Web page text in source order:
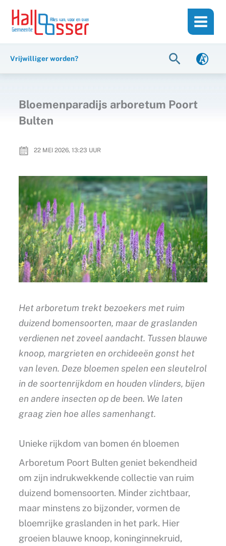
inhoud
naar
Vrijwilliger worden? Zoeken
Bloemenparadijs arboretum Poort
Bulten
22 MEI 2026, 13:23 UUR
Het arboretum trekt bezoekers met ruim
duizend bomensoorten, maar de graslanden
verdienen net zoveel aandacht. Tussen blauwe
knoop, margrieten en orchideeën gonst het
van leven. Deze bloemen spelen een sleutelrol
in de soortenrijkdom en houden vlinders, bijen
en andere insecten op de been. We laten
graag zien hoe alles samenhangt.
Unieke rijkdom van bomen én bloemen
Arboretum Poort Bulten geniet bekendheid
om zijn indrukwekkende collectie van ruim
duizend bomensoorten. Minder zichtbaar,
maar minstens zo bijzonder, vormen de
bloemrijke graslanden in het park. Hier
groeien blauwe knoop, koninginnekruid,